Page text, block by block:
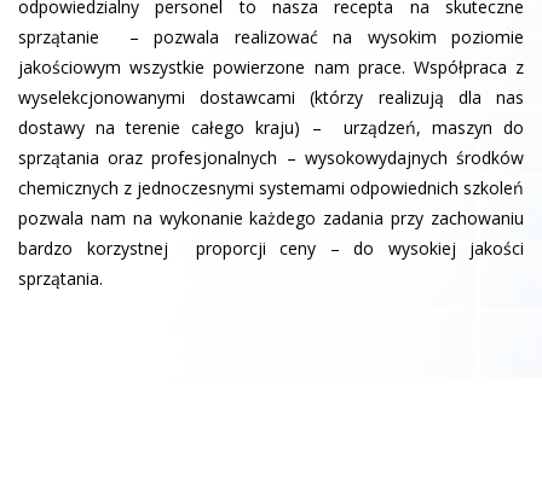
odpowiedzialny personel to nasza recepta na skuteczne
sprzątanie – pozwala realizować na wysokim poziomie
jakościowym wszystkie powierzone nam prace. Współpraca z
wyselekcjonowanymi dostawcami (którzy realizują dla nas
dostawy na terenie całego kraju) – urządzeń, maszyn do
sprzątania oraz profesjonalnych – wysokowydajnych środków
chemicznych z jednoczesnymi systemami odpowiednich szkoleń
pozwala nam na wykonanie każdego zadania przy zachowaniu
bardzo korzystnej proporcji ceny – do wysokiej jakości
sprzątania.